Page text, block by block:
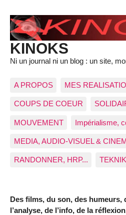
KINOKS
Ni un journal ni un blog : un site,
A PROPOS MES
COUPS DE COEUR
MOUVEMENT Impérialisme,
MEDIA, AUDIO-VISUEL &
RANDONNER, HRP... TEKNIK
Des films, du son, des humeurs,
l’analyse, de l’info, de la